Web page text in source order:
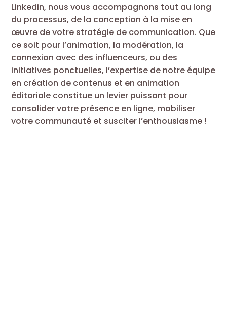
Linkedin, nous vous accompagnons tout au long
du processus, de la conception à la mise en
œuvre de votre stratégie de communication. Que
ce soit pour l’animation, la modération, la
connexion avec des influenceurs, ou des
initiatives ponctuelles, l’expertise de notre équipe
en création de contenus et en animation
éditoriale constitue un levier puissant pour
consolider votre présence en ligne, mobiliser
votre communauté et susciter l’enthousiasme !